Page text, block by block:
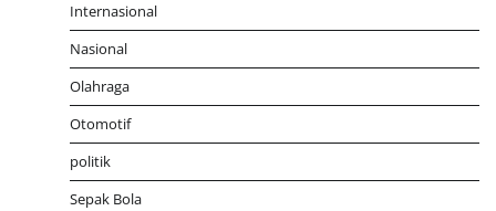
Internasional
Nasional
Olahraga
Otomotif
politik
Sepak Bola